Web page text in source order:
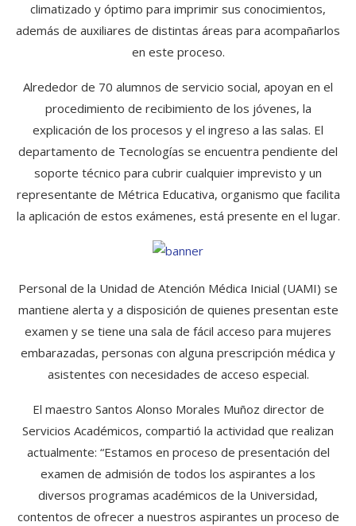
climatizado y óptimo para imprimir sus conocimientos,
además de auxiliares de distintas áreas para acompañarlos
en este proceso.
Alrededor de 70 alumnos de servicio social, apoyan en el
procedimiento de recibimiento de los jóvenes, la
explicación de los procesos y el ingreso a las salas. El
departamento de Tecnologías se encuentra pendiente del
soporte técnico para cubrir cualquier imprevisto y un
representante de Métrica Educativa, organismo que facilita
la aplicación de estos exámenes, está presente en el lugar.
Personal de la Unidad de Atención Médica Inicial (UAMI) se
mantiene alerta y a disposición de quienes presentan este
examen y se tiene una sala de fácil acceso para mujeres
embarazadas, personas con alguna prescripción médica y
asistentes con necesidades de acceso especial.
El maestro Santos Alonso Morales Muñoz director de
Servicios Académicos, compartió la actividad que realizan
actualmente: “Estamos en proceso de presentación del
examen de admisión de todos los aspirantes a los
diversos programas académicos de la Universidad,
contentos de ofrecer a nuestros aspirantes un proceso de